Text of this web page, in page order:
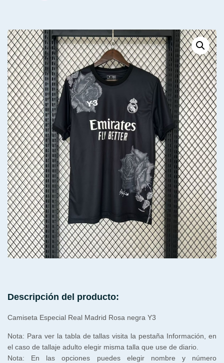
Descripción del producto:
Camiseta Especial Real Madrid Rosa negra Y3
Nota: Para ver la tabla de tallas visita la pestaña Información, en
el caso de tallaje adulto elegir misma talla que use de diario.
Nota: En las opciones puedes elegir nombre y número